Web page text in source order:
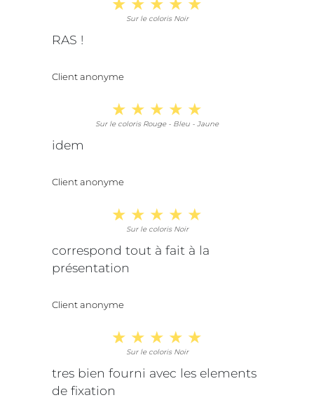
Sur le coloris Noir
RAS !
Client anonyme
Sur le coloris Rouge - Bleu - Jaune
idem
Client anonyme
Sur le coloris Noir
correspond tout à fait à la
présentation
Client anonyme
Sur le coloris Noir
tres bien fourni avec les elements
de fixation